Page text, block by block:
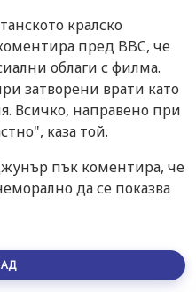
кралско
пред BBC, че
облаги с филма.
затворени врати като
Всичко, направено при
каза той.
пък коментира, че
да се показва